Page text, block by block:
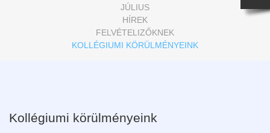
JÚLIUS
HÍREK
FELVÉTELIZŐKNEK
KOLLÉGIUMI KÖRÜLMÉNYEINK
Kollégiumi körülményeink